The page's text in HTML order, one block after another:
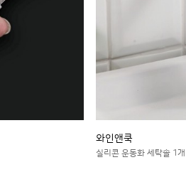
와인앤쿡
실리콘 운동화 세탁솔 1개